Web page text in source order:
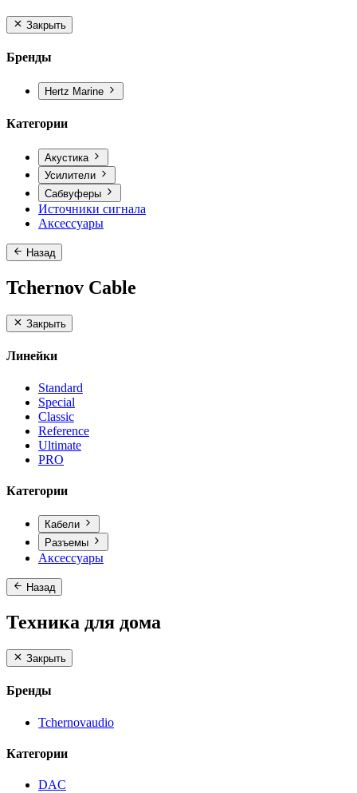
Закрыть
Бренды
Hertz Marine
Категории
Акустика
Усилители
Сабвуферы
Источники сигнала
Аксессуары
Назад
Tchernov Cable
Закрыть
Линейки
Standard
Special
Classic
Reference
Ultimate
PRO
Категории
Кабели
Разъемы
Аксессуары
Назад
Техника для дома
Закрыть
Бренды
Tchernovaudio
Категории
DAC